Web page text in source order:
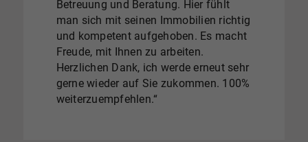
Ansprechpartner haben sehr schnell
einGefühl für den Charakter und die
Besonderheiten derImmobilie
entwickelt und den Kaufinteressenten
engagiertvermittelt. Wir können
aufgrund unserer Erfahrungen
dasUnternehmen uneingeschärnkt
Betreuung und Beratung. Hier fühlt
man sich mit seinen Immobilien richtig
und kompetent aufgehoben. Es macht
Freude, mit Ihnen zu arbeiten.
Herzlichen Dank, ich werde erneut sehr
gerne wieder auf Sie zukommen. 100%
weiterzuempfehlen.“